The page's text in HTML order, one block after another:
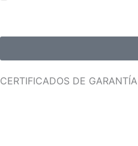
CERTIFICADOS DE GARANTÍA